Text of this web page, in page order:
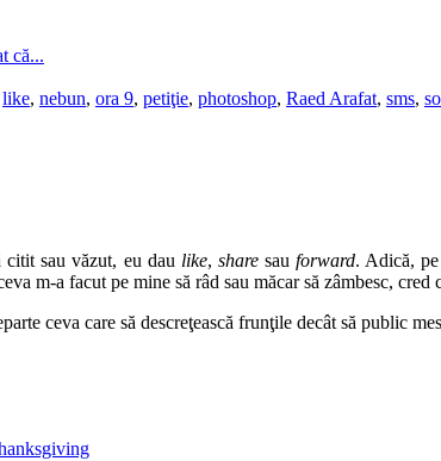
că...
like, nebun, ora 9, petiţie, photoshop, Raed Arafat, sms,
citit sau văzut, eu dau like, share sau forward. Adică,
m-a facut pe mine să râd sau măcar să zâmbesc,
ceva care să descreţească frunţile decât să public